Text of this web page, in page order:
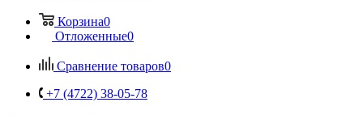
Корзина0
Отложенные0
Сравнение товаров0
+7 (4722) 38-05-78